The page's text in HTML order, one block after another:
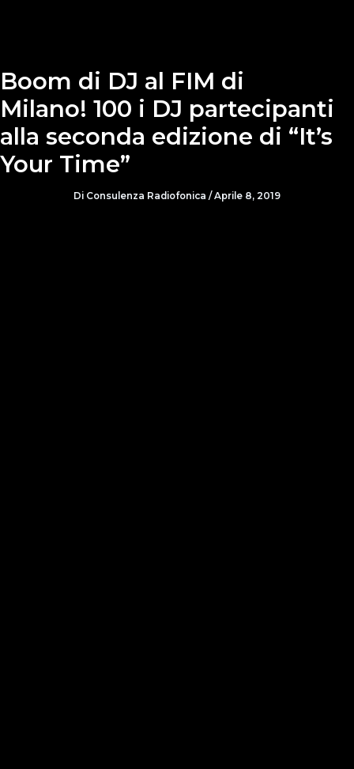
Boom di DJ al FIM di
Milano! 100 i DJ partecipanti
alla seconda edizione di “It’s
Your Time”
Di Consulenza Radiofonica /Aprile 8, 2019